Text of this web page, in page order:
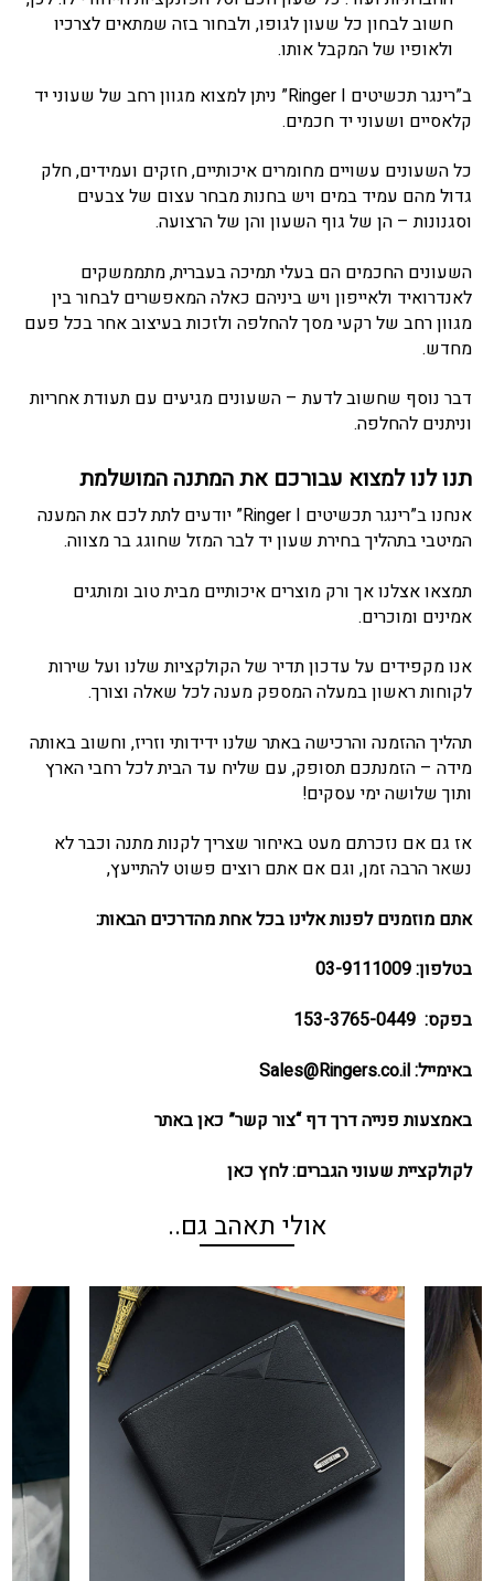
חשוב לבחון כל שעון לגופו, ולבחור בזה שמתאים לצרכיו
ולאופיו של המקבל אותו.
ב”רינגר תכשיטים Ringer I” ניתן למצוא
מגוון רחב של שעוני יד
קלאסיים ושעוני יד חכמים.
כל השעונים עשויים מחומרים איכותיים, חזקים ועמידים, חלק
גדול מהם עמיד במים ויש בחנות מבחר עצום של צבעים
וסגנונות – הן של גוף השעון והן של הרצועה.
השעונים החכמים הם בעלי תמיכה בעברית, מתממשקים
לאנדרואיד ולאייפון ויש ביניהם כאלה המאפשרים לבחור בין
מגוון רחב של רקעי מסך להחלפה ולזכות בעיצוב אחר בכל פעם
מחדש.
דבר נוסף שחשוב לדעת – השעונים מגיעים עם תעודת אחריות
וניתנים להחלפה.
תנו לנו למצוא עבורכם את המתנה המושלמת
אנחנו ב”רינגר תכשיטים Ringer I” יודעים לתת לכם את המענה
המיטבי בתהליך בחירת שעון יד לבר המזל שחוגג בר מצווה.
תמצאו אצלנו אך ורק מוצרים איכותיים מבית טוב ומותגים
אמינים ומוכרים.
אנו מקפידים על עדכון תדיר של הקולקציות שלנו ועל שירות
לקוחות ראשון במעלה המספק מענה לכל שאלה וצורך.
תהליך ההזמנה והרכישה באתר שלנו ידידותי וזריז, וחשוב באותה
מידה – הזמנתכם תסופק, עם שליח עד הבית לכל רחבי הארץ
ותוך שלושה ימי עסקים!
אז גם אם נזכרתם מעט באיחור שצריך לקנות מתנה וכבר לא
נשאר הרבה זמן, וגם אם אתם רוצים פשוט להתייעץ,
אתם מוזמנים לפנות אלינו בכל אחת מהדרכים הבאות:
בטלפון: 03-9111009
בפקס: 153-3765-0449
באימייל:Sales@Ringers.co.il
באמצעות פנייה דרך דף “צור קשר” כאן באתר
לקולקציית שעוני הגברים:לחץ כאן